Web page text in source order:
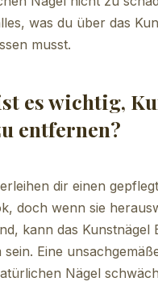
was du über das
musst.
es wichtig,
entfernen?
dir einen
doch wenn sie
kann das Kunstnägel
sein. Eine
Nägel